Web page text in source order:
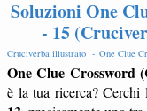
Soluzioni One
- 15
Cruciverba illustrato - One Clue
One Clue Crossword
è la tua ricerca? Cerchi